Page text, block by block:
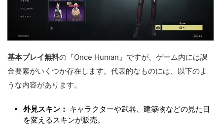
基本プレイ無料の『Once Human』ですが、ゲーム内には課
金要素がいくつか存在します。代表的なものには、以下のよ
うな内容があります。
外見スキン： キャラクターや武器、建築物などの見た目
を変えるスキンが販売。